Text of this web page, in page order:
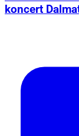
koncert